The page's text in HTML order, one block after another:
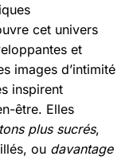
cet univers
et
images d’intimité
inspirent
être. Elles
plus sucrés,
ou davantage